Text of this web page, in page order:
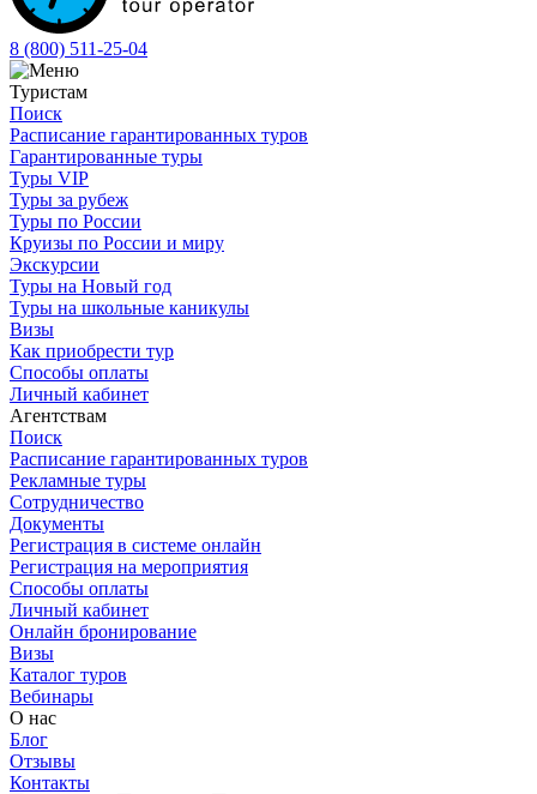
8 (800) 511-25-04
Туристам
Поиск
Расписание гарантированных туров
Гарантированные туры
Туры VIP
Туры за рубеж
Туры по России
Круизы по России и миру
Экскурсии
Туры на Новый год
Туры на школьные каникулы
Визы
Как приобрести тур
Способы оплаты
Личный кабинет
Агентствам
Поиск
Расписание гарантированных туров
Рекламные туры
Сотрудничество
Документы
Регистрация в системе онлайн
Регистрация на мероприятия
Способы оплаты
Личный кабинет
Онлайн бронирование
Визы
Каталог туров
Вебинары
О нас
Блог
Отзывы
Контакты